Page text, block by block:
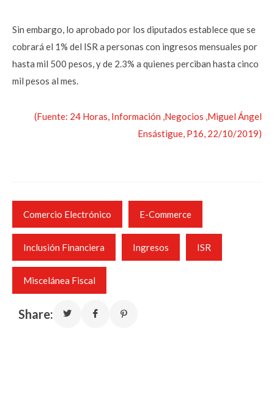
Sin embargo, lo aprobado por los diputados establece que se
cobrará el 1% del ISR a personas con ingresos mensuales por
hasta mil 500 pesos, y de 2.3% a quienes perciban hasta cinco
mil pesos al mes.
(Fuente: 24 Horas, Información ,Negocios ,Miguel Ángel
Ensástigue, P16, 22/10/2019)
Comercio Electrónico E-Commerce
Inclusión Financiera Ingresos ISR
Miscelánea Fiscal
Share: